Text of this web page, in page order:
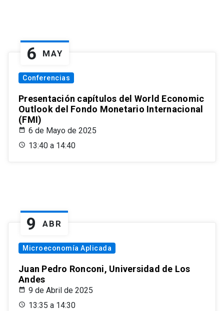
6 MAY
Conferencias
Presentación capítulos del World Economic
Outlook del Fondo Monetario Internacional
(FMI)
6 de Mayo de 2025
13:40 a 14:40
9 ABR
Microeconomía Aplicada
Juan Pedro Ronconi, Universidad de Los
Andes
9 de Abril de 2025
13:35 a 14:30